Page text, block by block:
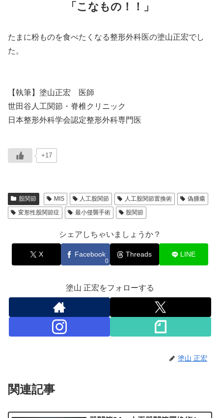
「こなもの！！」
たまに粉ものを食べたくなる整形外科医の塗山正宏でし
た。
【執筆】塗山正宏 医師
世田谷人工関節・脊椎クリニック
日本整形外科学会認定整形外科専門医
+17
股関節 MIS 人工股関節 人工股関節置換術
偽腫瘍
変形性股関節症
最小侵襲手術 股関節
シェアしちゃいましょうか？
X Facebook
0
Threads LINE
塗山 正宏をフォローする
塗山 正宏
関連記事